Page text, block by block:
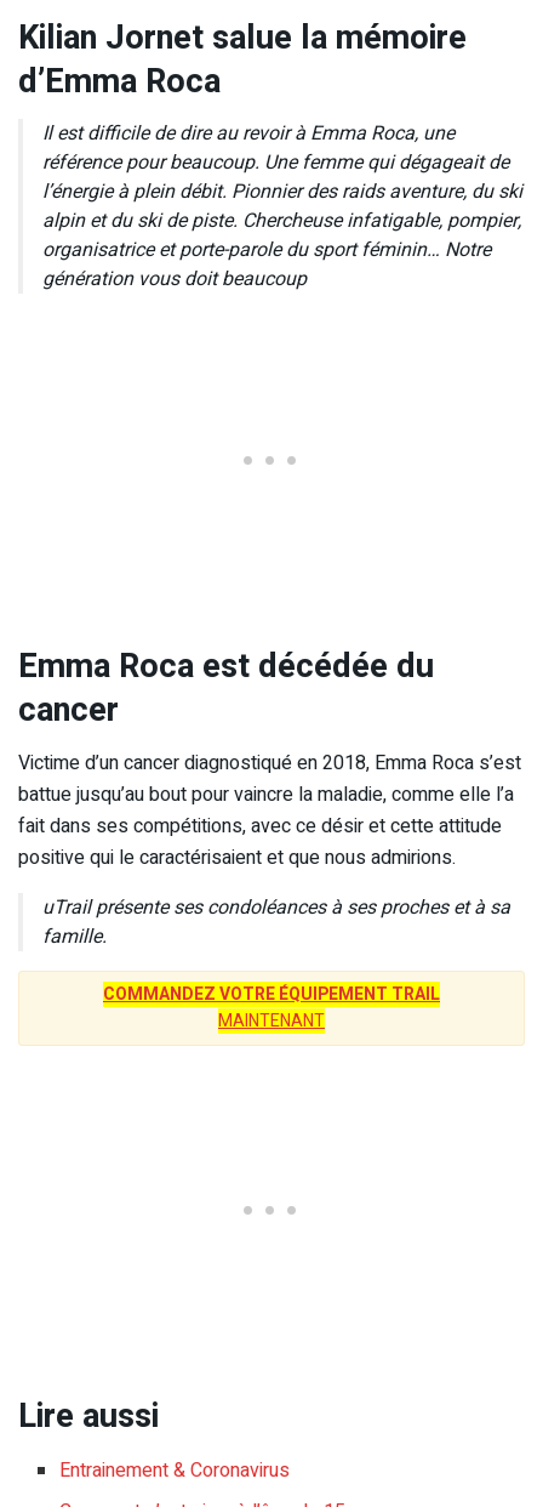
Kilian Jornet salue la mémoire
d’Emma Roca
Il est difficile de dire au revoir à Emma Roca, une
référence pour beaucoup. Une femme qui dégageait de
l’énergie à plein débit. Pionnier des raids aventure, du ski
alpin et du ski de piste. Chercheuse infatigable, pompier,
organisatrice et porte-parole du sport féminin… Notre
génération vous doit beaucoup
Emma Roca est décédée du
cancer
Victime d’un cancer diagnostiqué en 2018, Emma Roca s’est
battue jusqu’au bout pour vaincre la maladie, comme elle l’a
fait dans ses compétitions, avec ce désir et cette attitude
positive qui le caractérisaient et que nous admirions.
uTrail présente ses condoléances à ses proches et à sa
famille.
COMMANDEZ VOTRE ÉQUIPEMENT TRAIL
MAINTENANT
Lire aussi
Entrainement & Coronavirus